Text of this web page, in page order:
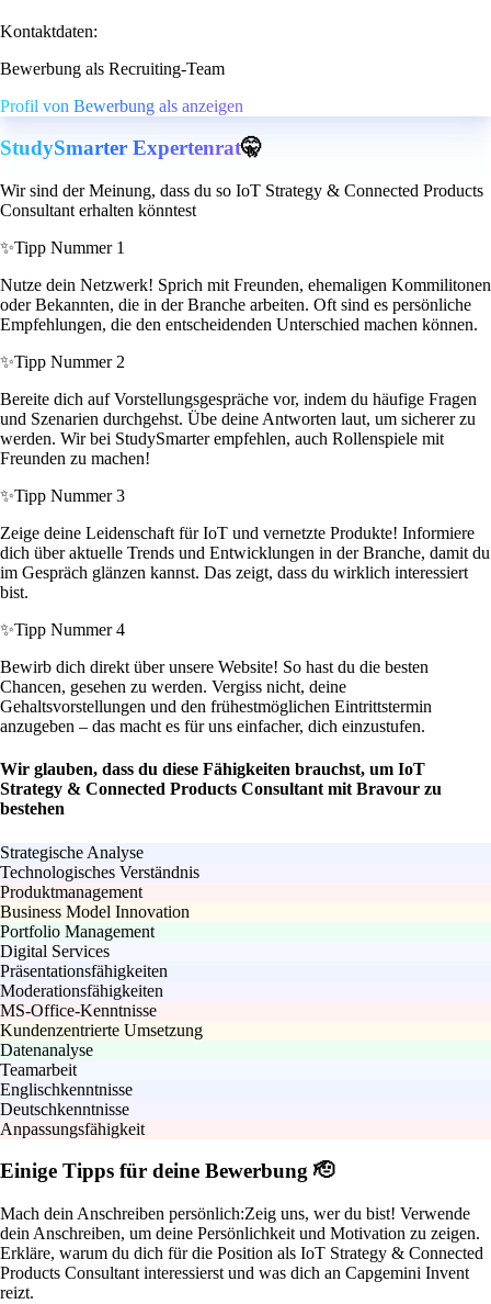
Kontaktdaten:
Bewerbung als Recruiting-Team
Profil von Bewerbung als anzeigen
StudySmarter Expertenrat🤫
Wir sind der Meinung, dass du so IoT Strategy & Connected Products
Consultant erhalten könntest
✨Tipp Nummer 1
Nutze dein Netzwerk! Sprich mit Freunden, ehemaligen Kommilitonen
oder Bekannten, die in der Branche arbeiten. Oft sind es persönliche
Empfehlungen, die den entscheidenden Unterschied machen können.
✨Tipp Nummer 2
Bereite dich auf Vorstellungsgespräche vor, indem du häufige Fragen
und Szenarien durchgehst. Übe deine Antworten laut, um sicherer zu
werden. Wir bei StudySmarter empfehlen, auch Rollenspiele mit
Freunden zu machen!
✨Tipp Nummer 3
Zeige deine Leidenschaft für IoT und vernetzte Produkte! Informiere
dich über aktuelle Trends und Entwicklungen in der Branche, damit du
im Gespräch glänzen kannst. Das zeigt, dass du wirklich interessiert
bist.
✨Tipp Nummer 4
Bewirb dich direkt über unsere Website! So hast du die besten
Chancen, gesehen zu werden. Vergiss nicht, deine
Gehaltsvorstellungen und den frühestmöglichen Eintrittstermin
anzugeben – das macht es für uns einfacher, dich einzustufen.
Wir glauben, dass du diese Fähigkeiten brauchst, um IoT
Strategy & Connected Products Consultant mit Bravour zu
bestehen
Strategische Analyse
Technologisches Verständnis
Produktmanagement
Business Model Innovation
Portfolio Management
Digital Services
Präsentationsfähigkeiten
Moderationsfähigkeiten
MS-Office-Kenntnisse
Kundenzentrierte Umsetzung
Datenanalyse
Teamarbeit
Englischkenntnisse
Deutschkenntnisse
Anpassungsfähigkeit
Einige Tipps für deine Bewerbung 🫡
Mach dein Anschreiben persönlich:Zeig uns, wer du bist! Verwende
dein Anschreiben, um deine Persönlichkeit und Motivation zu zeigen.
Erkläre, warum du dich für die Position als IoT Strategy & Connected
Products Consultant interessierst und was dich an Capgemini Invent
reizt.